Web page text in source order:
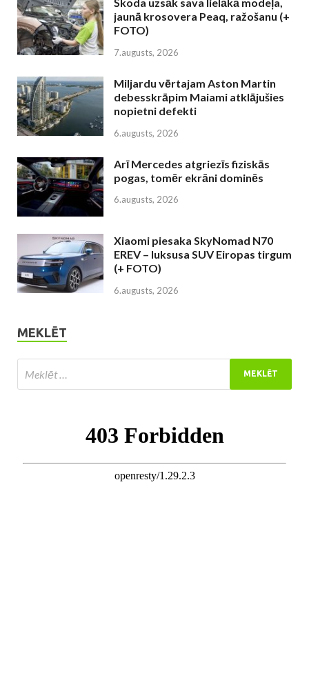
jaunā krosovera Peaq, ražošanu (+
FOTO)
7.augusts, 2026
Miljardu vērtajam Aston Martin
debesskrāpim Maiami atklājušies
nopietni defekti
6.augusts, 2026
Arī Mercedes atgriezīs fiziskās
pogas, tomēr ekrāni dominēs
6.augusts, 2026
Xiaomi piesaka SkyNomad N70
EREV – luksusa SUV Eiropas tirgum
(+ FOTO)
6.augusts, 2026
MEKLĒT